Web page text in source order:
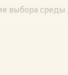
выбора среды
И